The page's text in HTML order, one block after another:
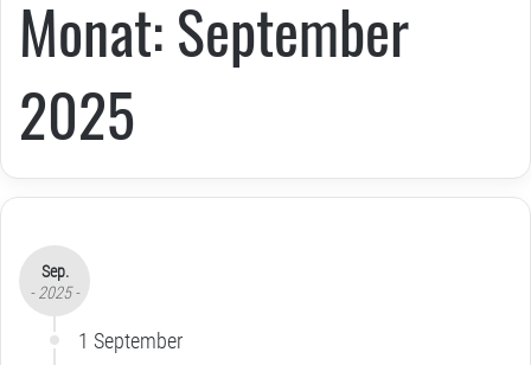
Monat:September
2025
Sep.
- 2025 -
1 September